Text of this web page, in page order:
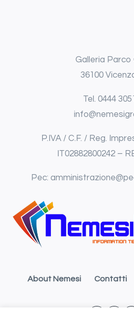
Galleria Parco
36100
Tel. 0444
P.IVA / C.F. / Reg.
IT02882800242 –
Pec:
About Nemesi Contatti